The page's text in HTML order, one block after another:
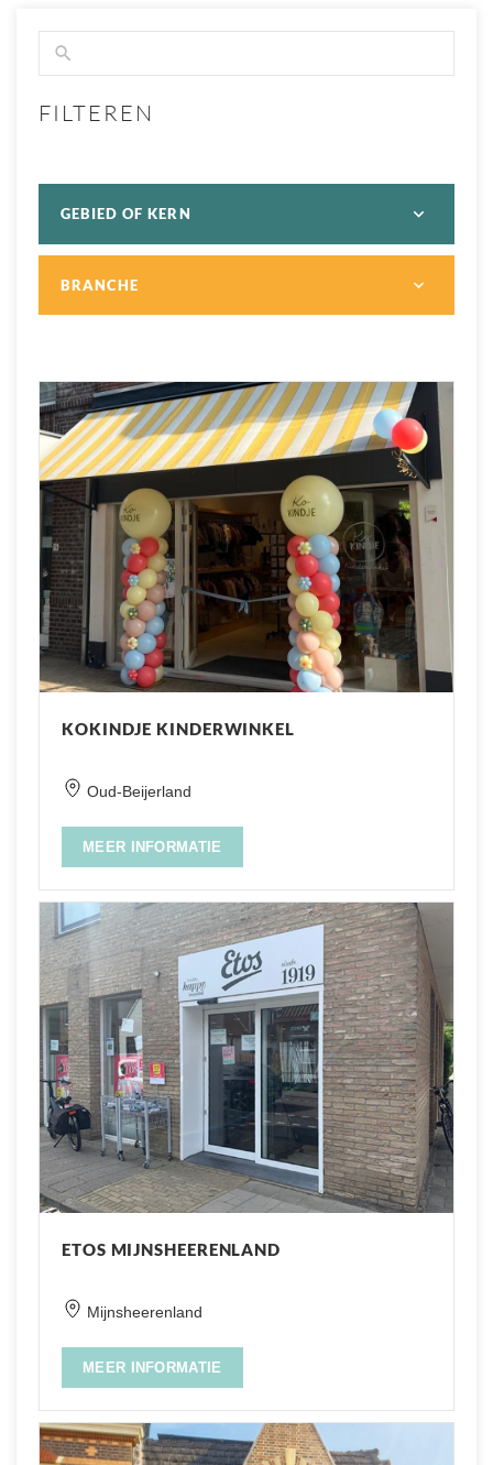
FILTEREN
GEBIED OF KERN
BRANCHE
KOKINDJE KINDERWINKEL
Oud-Beijerland
MEER INFORMATIE
ETOS MIJNSHEERENLAND
Mijnsheerenland
MEER INFORMATIE